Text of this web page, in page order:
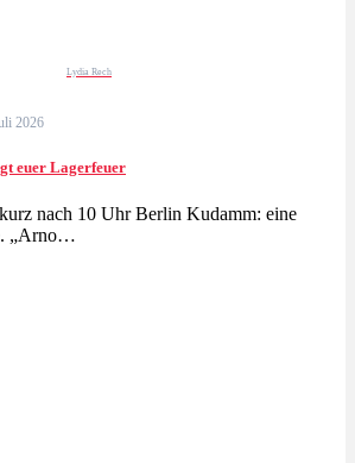
Lydia Rech
2026
euer Lagerfeuer
nach 10 Uhr Berlin Kudamm: eine
„Arno…